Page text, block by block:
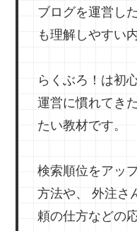
ブログを運営し
も理解しやすい
らくぶろ！は初
運営に慣れてき
たい教材です。
検索順位をアッ
方法や、
外注さ
頼の仕方などの